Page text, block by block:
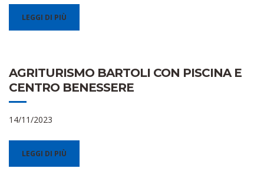
LEGGI DI PIÙ
AGRITURISMO BARTOLI CON PISCINA E
CENTRO BENESSERE
14/11/2023
LEGGI DI PIÙ